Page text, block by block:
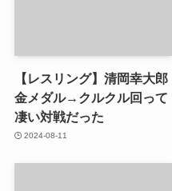
【レスリング】清岡幸大郎
金メダル→クルクル回って
凄い対戦だった
2024-08-11